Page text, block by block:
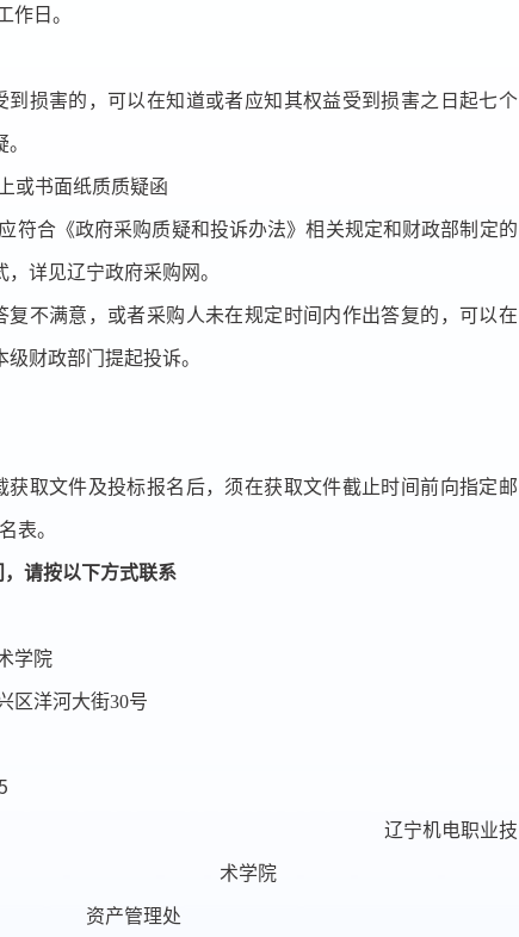
作日。
到损害的，可以在知道或者应知其权益受到损害之日起七个
或书面纸质质疑函
符合《政府采购质疑和投诉办法》相关规定和财政部制定的
，详见辽宁政府采购网。
复不满意，或者采购人未在规定时间内作出答复的，可以在
级财政部门提起投诉。
获取文件及投标报名后，须在获取文件截止时间前向指定邮
表。
请按以下方式联系
学院
区洋河大街30号
辽宁机电职业技
术学院
理处